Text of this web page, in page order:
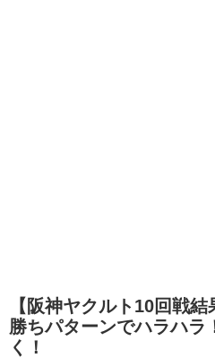
【阪神ヤクルト10回戦
勝ちパターンでハラハラ
く！